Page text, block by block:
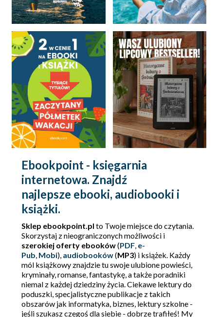
Ebookpoint - księgarnia
internetowa. Znajdź
najlepsze ebooki, audiobooki i
książki.
Sklep ebookpoint.pl to Twoje miejsce do czytania.
Skorzystaj z nieograniczonych możliwości i
szerokiej oferty ebooków(PDF, e-
Pub, Mobi), audiobooków(MP3) i książek. Każdy
mól książkowy znajdzie tu swoje ulubione powieści,
kryminały, romanse, fantastykę, a także poradniki
niemal z każdej dziedziny życia. Ciekawe lektury do
poduszki, specjalistyczne publikacje z takich
obszarów jak informatyka, biznes, lektury szkolne -
jeśli szukasz czegoś dla siebie - dobrze trafiłeś! My